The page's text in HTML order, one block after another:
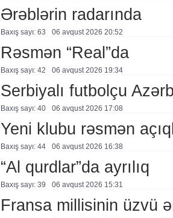
Ərəblərin radarında
Baxış sayı: 63 06 avqust 2026 20:52
Rəsmən “Real”da
Baxış sayı: 42 06 avqust 2026 19:34
Serbiyalı futbolçu
Baxış sayı: 40 06 avqust 2026 17:08
Yeni klubu rəsmən
Baxış sayı: 44 06 avqust 2026 16:38
“Al qurdlar”da ayrılıq
Baxış sayı: 39 06 avqust 2026 15:31
Fransa millisinin üzvü